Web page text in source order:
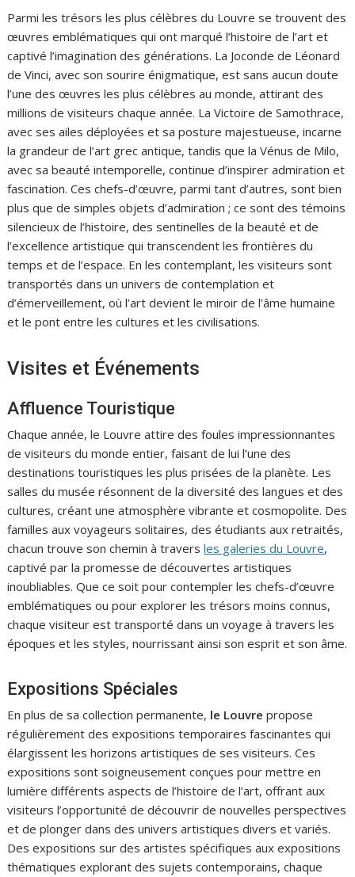
Parmi les trésors les plus célèbres du Louvre se trouvent des
œuvres emblématiques qui ont marqué l’histoire de l’art et
captivé l’imagination des générations. La Joconde de Léonard
de Vinci, avec son sourire énigmatique, est sans aucun doute
l’une des œuvres les plus célèbres au monde, attirant des
millions de visiteurs chaque année. La Victoire de Samothrace,
avec ses ailes déployées et sa posture majestueuse, incarne
la grandeur de l’art grec antique, tandis que la Vénus de Milo,
avec sa beauté intemporelle, continue d’inspirer admiration et
fascination. Ces chefs-d’œuvre, parmi tant d’autres, sont bien
plus que de simples objets d’admiration ; ce sont des témoins
silencieux de l’histoire, des sentinelles de la beauté et de
l’excellence artistique qui transcendent les frontières du
temps et de l’espace. En les contemplant, les visiteurs sont
transportés dans un univers de contemplation et
d’émerveillement, où l’art devient le miroir de l’âme humaine
et le pont entre les cultures et les civilisations.
Visites et Événements
Affluence Touristique
Chaque année, le Louvre attire des foules impressionnantes
de visiteurs du monde entier, faisant de lui l’une des
destinations touristiques les plus prisées de la planète. Les
salles du musée résonnent de la diversité des langues et des
cultures, créant une atmosphère vibrante et cosmopolite. Des
familles aux voyageurs solitaires, des étudiants aux retraités,
chacun trouve son chemin à traversles galeries du Louvre,
captivé par la promesse de découvertes artistiques
inoubliables. Que ce soit pour contempler les chefs-d’œuvre
emblématiques ou pour explorer les trésors moins connus,
chaque visiteur est transporté dans un voyage à travers les
époques et les styles, nourrissant ainsi son esprit et son âme.
Expositions Spéciales
En plus de sa collection permanente, le Louvre propose
régulièrement des expositions temporaires fascinantes qui
élargissent les horizons artistiques de ses visiteurs. Ces
expositions sont soigneusement conçues pour mettre en
lumière différents aspects de l’histoire de l’art, offrant aux
visiteurs l’opportunité de découvrir de nouvelles perspectives
et de plonger dans des univers artistiques divers et variés.
Des expositions sur des artistes spécifiques aux expositions
thématiques explorant des sujets contemporains, chaque